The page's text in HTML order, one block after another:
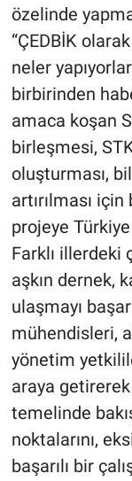
özelinde
“ÇEDBİK
neler
birbirinden
amaca koşan
birleşmesi,
oluşturması,
artırılması
projeye
Farklı illerdeki
aşkın dernek,
ulaşmayı
mühendisleri,
yönetim
araya
temelinde
noktalarını,
başarılı bir